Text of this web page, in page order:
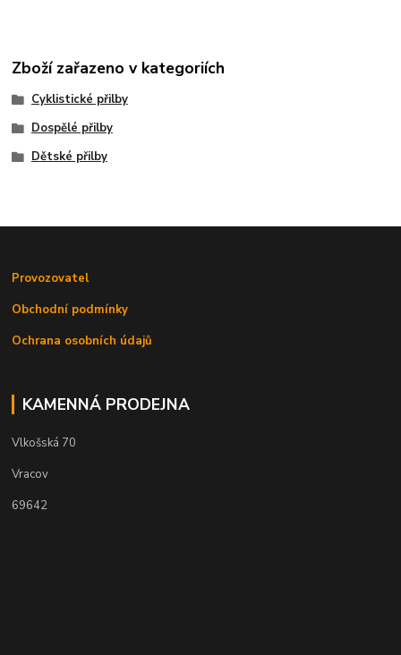
Zboží zařazeno v kategoriích
Cyklistické přilby
Dospělé přilby
Dětské přilby
Provozovatel
Obchodní podmínky
Ochrana osobních údajů
KAMENNÁ PRODEJNA
Vlkošská 70
Vracov
69642